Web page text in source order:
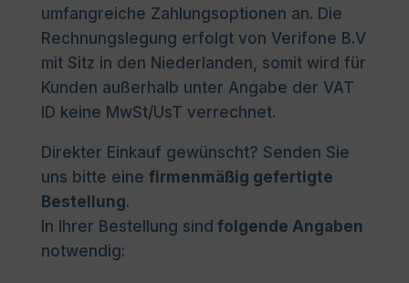
umfangreiche Zahlungsoptionen an. Die
Rechnungslegung erfolgt von Verifone B.V
mit Sitz in den Niederlanden, somit wird für
Kunden außerhalb unter Angabe der VAT
ID keine MwSt/UsT verrechnet.
Direkter Einkauf gewünscht? Senden Sie
uns bitte eine firmenmäßig gefertigte
Bestellung.
In Ihrer Bestellung sind folgende Angaben
notwendig: